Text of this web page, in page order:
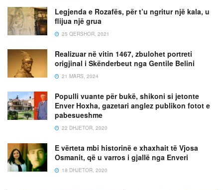
Legjenda e Rozafës, për t’u ngritur një kala, u
flijua një grua
25 QERSHOR, 2021
Realizuar në vitin 1467, zbulohet portreti
origjinal i Skënderbeut nga Gentile Belini
21 MARS, 2024
Populli vuante për bukë, shikoni si jetonte
Enver Hoxha, gazetari anglez publikon fotot e
pabesueshme
22 DHJETOR, 2020
E vërteta mbi historinë e xhaxhait të Vjosa
Osmanit, që u varros i gjallë nga Enveri
18 DHJETOR, 2020